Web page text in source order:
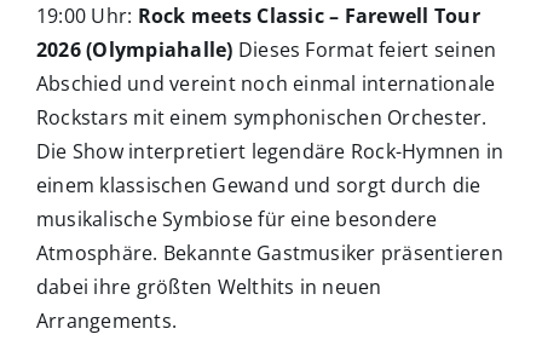
19:00 Uhr: Rock meets Classic – Farewell Tour
2026 (Olympiahalle) Dieses Format feiert seinen
Abschied und vereint noch einmal internationale
Rockstars mit einem symphonischen Orchester.
Die Show interpretiert legendäre Rock-Hymnen in
einem klassischen Gewand und sorgt durch die
musikalische Symbiose für eine besondere
Atmosphäre. Bekannte Gastmusiker präsentieren
dabei ihre größten Welthits in neuen
Arrangements.